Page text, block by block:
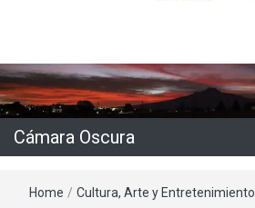
Cámara Oscura
Home / Cultura, Arte y Entretenimiento